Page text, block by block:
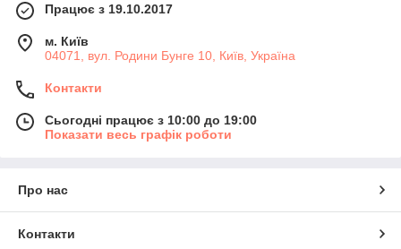
Працює з 19.10.2017
м. Київ
04071, вул. Родини Бунге 10, Київ, Україна
Контакти
Сьогодні працює з 10:00 до 19:00
Показати весь графік роботи
Про нас
Контакти